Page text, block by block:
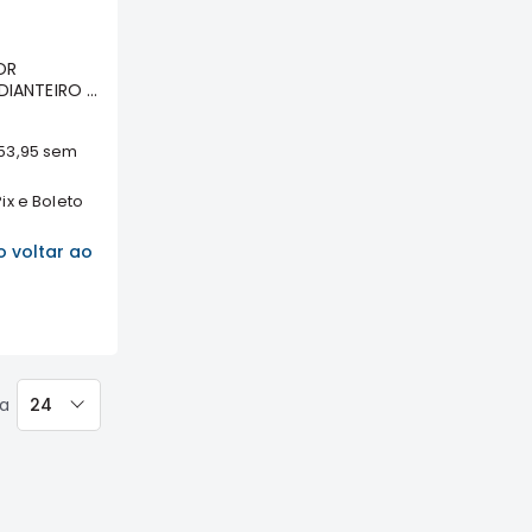
-
sem
e Boleto
voltar ao
24